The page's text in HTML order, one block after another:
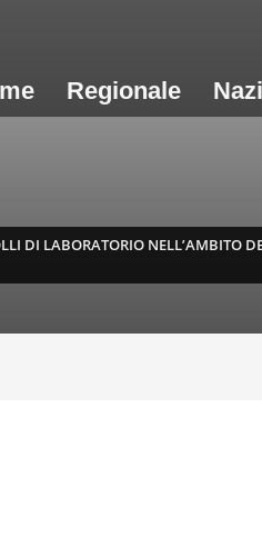
Regionale
DI LABORATORIO NELL’AMBITO